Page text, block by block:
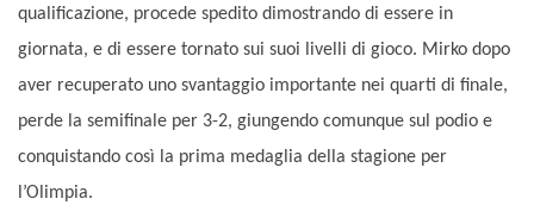
qualificazione, procede spedito dimostrando di essere in
giornata, e di essere tornato sui suoi livelli di gioco. Mirko dopo
aver recuperato uno svantaggio importante nei quarti di finale,
perde la semifinale per 3-2, giungendo comunque sul podio e
conquistando così la prima medaglia della stagione per
l’Olimpia.